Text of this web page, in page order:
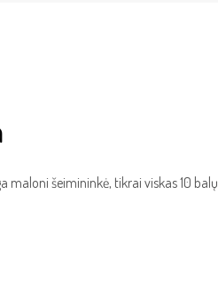
maloni šeimininkė, tikrai viskas 10 balų